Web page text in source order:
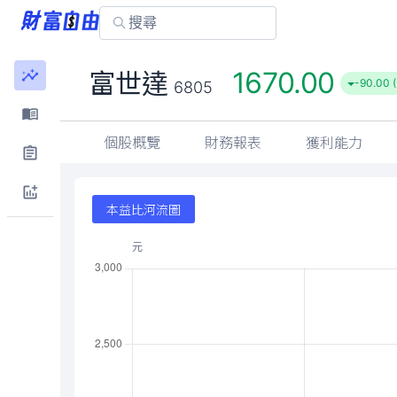
富世達 6805 1670.00 -90.00
個股概覽 財務報表 獲利能力
本益比河流圖